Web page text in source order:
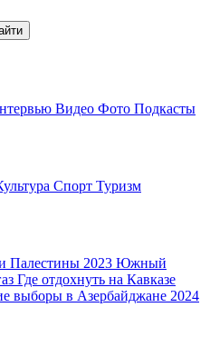
Видео Фото Подкасты
Спорт Туризм
Палестины 2023 Южный
Где отдохнуть на Кавказе
выборы в Азербайджане 2024